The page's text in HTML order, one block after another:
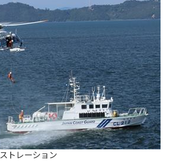
トレーション